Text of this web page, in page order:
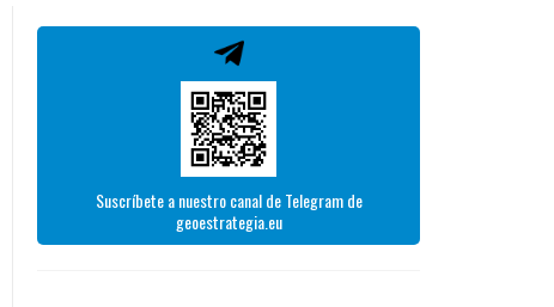
Suscríbete a nuestro canal de Telegram de
geoestrategia.eu